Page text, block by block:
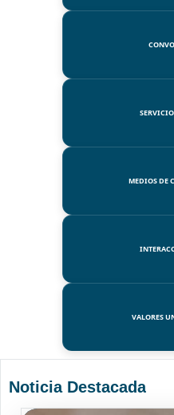
MEDIOS DE
VALORES
Noticia Destacada